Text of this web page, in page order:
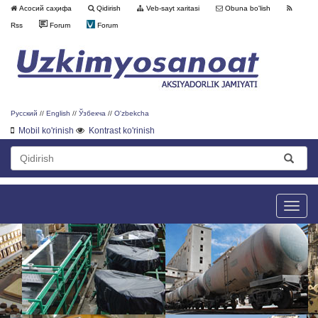
Асосий саҳифа Qidirish Veb-sayt xaritasi Obuna bo'lish
Rss Forum Forum
Русский // English // Ўзбекча // O'zbekcha
Mobil ko'rinish Kontrast ko'rinish
Toggle